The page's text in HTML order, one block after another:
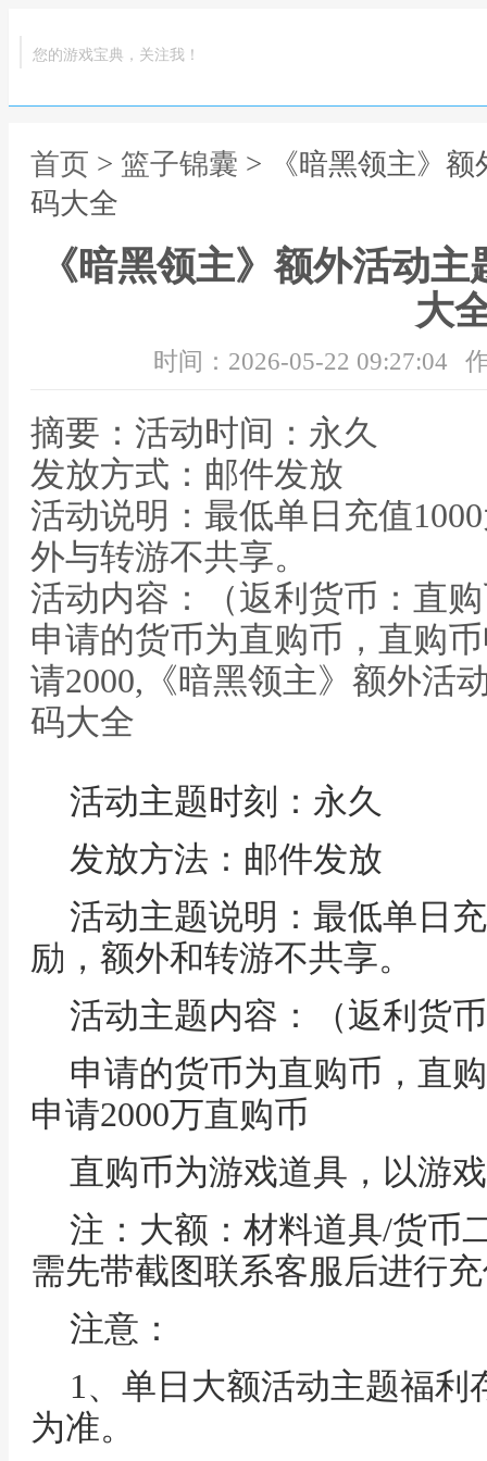
您的游戏宝典，关注我！
首页 > 篮子锦囊 > 《暗黑领主》
码大全
《暗黑领主》额外活动
大
时间：2026-05-22 09:27:04
摘要：活动时间：永久
发放方式：邮件发放
活动说明：最低单日充值
外与转游不共享。
活动内容：（返利货币：直
申请的货币为直购币，直购
请2000,《暗黑领主》额外活
码大全
活动主题时刻：永久
发放方法：邮件发放
活动主题说明：最低单日
励，额外和转游不共享。
活动主题内容：（返利货
申请的货币为直购币，直
申请2000万直购币
直购币为游戏道具，以游
注：大额：材料道具/货币
需先带截图联系客服后进行
注意：
1、单日大额活动主题福
为准。